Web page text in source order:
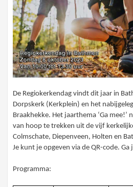
De Regiokerkendag vindt dit jaar in
Dorpskerk (Kerkplein) en het
Braakhekke. Het jaarthema ‘Ga mee!’
van hoop te trekken uit de vijf
Colmschate, Diepenveen, Holten en
Je kunt je opgeven via de QR-code. Ga
Programma: